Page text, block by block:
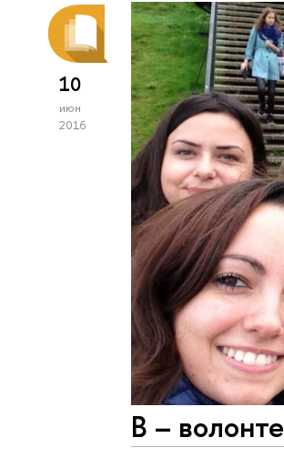
10
июн
2016
В –